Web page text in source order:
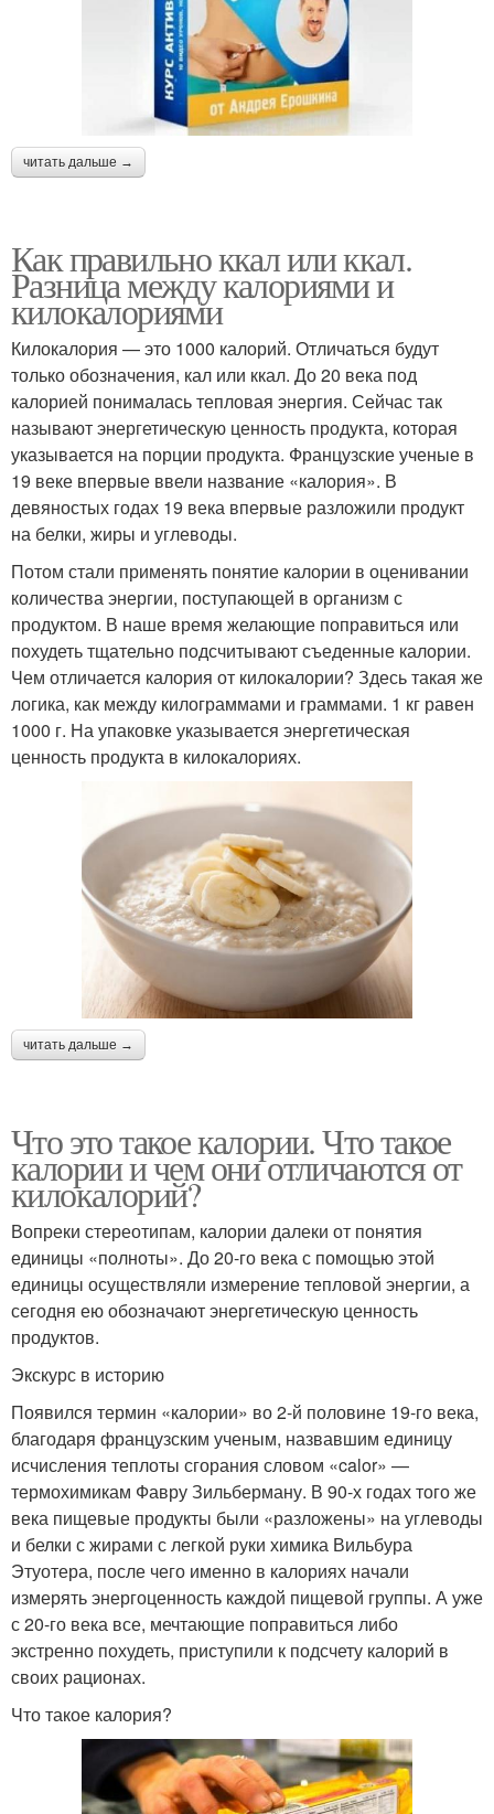
читать дальше →
Как правильно ккал или ккал.
Разница между калориями и
килокалориями
Килокалория — это 1000 калорий. Отличаться будут
только обозначения, кал или ккал. До 20 века под
калорией понималась тепловая энергия. Сейчас так
называют энергетическую ценность продукта, которая
указывается на порции продукта. Французские ученые в
19 веке впервые ввели название «калория». В
девяностых годах 19 века впервые разложили продукт
на белки, жиры и углеводы.
Потом стали применять понятие калории в оценивании
количества энергии, поступающей в организм с
продуктом. В наше время желающие поправиться или
похудеть тщательно подсчитывают съеденные калории.
Чем отличается калория от килокалории? Здесь такая же
логика, как между килограммами и граммами. 1 кг равен
1000 г. На упаковке указывается энергетическая
ценность продукта в килокалориях.
читать дальше →
Что это такое калории. Что такое
калории и чем они отличаются от
килокалорий?
Вопреки стереотипам, калории далеки от понятия
единицы «полноты». До 20-го века с помощью этой
единицы осуществляли измерение тепловой энергии, а
сегодня ею обозначают энергетическую ценность
продуктов.
Экскурс в историю
Появился термин «калории» во 2-й половине 19-го века,
благодаря французским ученым, назвавшим единицу
исчисления теплоты сгорания словом «calor» —
термохимикам Фавру Зильберману. В 90-х годах того же
века пищевые продукты были «разложены» на углеводы
и белки с жирами с легкой руки химика Вильбура
Этуотера, после чего именно в калориях начали
измерять энергоценность каждой пищевой группы. А уже
с 20-го века все, мечтающие поправиться либо
экстренно похудеть, приступили к подсчету калорий в
своих рационах.
Что такое калория?